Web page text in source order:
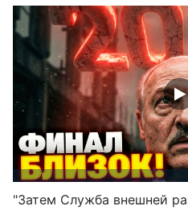
"Затем Служба внешней